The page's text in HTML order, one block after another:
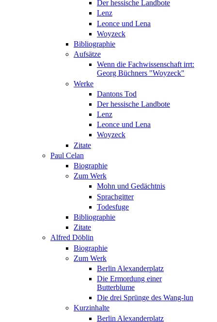
Der hessische Landbote
Lenz
Leonce und Lena
Woyzeck
Bibliographie
Aufsätze
Wenn die Fachwissenschaft irrt:
Georg Büchners "Woyzeck"
Werke
Dantons Tod
Der hessische Landbote
Lenz
Leonce und Lena
Woyzeck
Zitate
Paul Celan
Biographie
Zum Werk
Mohn und Gedächtnis
Sprachgitter
Todesfuge
Bibliographie
Zitate
Alfred Döblin
Biographie
Zum Werk
Berlin Alexanderplatz
Die Ermordung einer
Butterblume
Die drei Sprünge des Wang-lun
Kurzinhalte
Berlin Alexanderplatz